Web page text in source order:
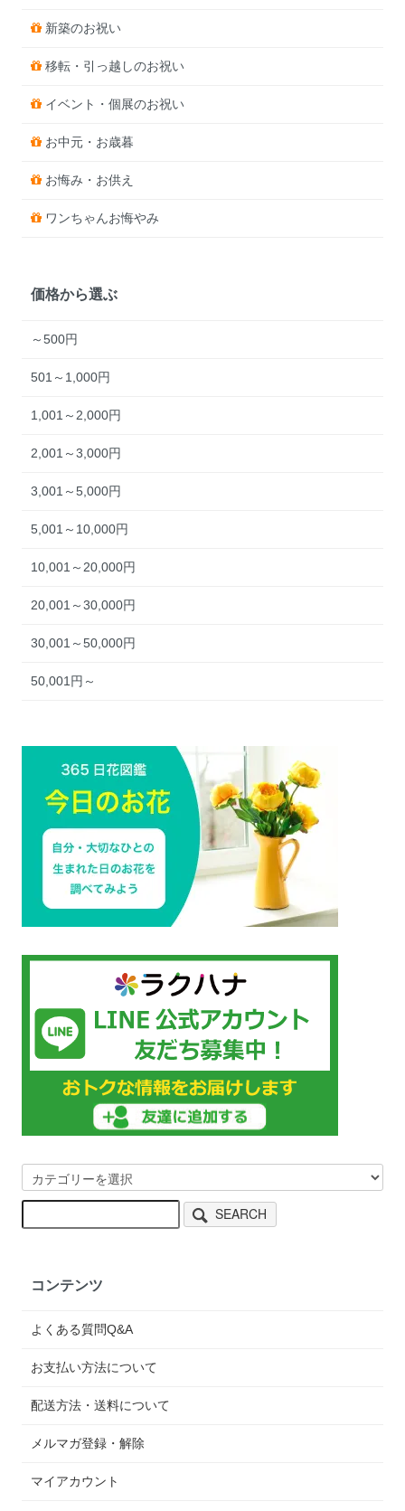
新築のお祝い
移転・引っ越しのお祝い
イベント・個展のお祝い
お中元・お歳暮
お悔み・お供え
ワンちゃんお悔やみ
価格から選ぶ
～500円
501～1,000円
1,001～2,000円
2,001～3,000円
3,001～5,000円
5,001～10,000円
10,001～20,000円
20,001～30,000円
30,001～50,000円
50,001円～
SEARCH
コンテンツ
よくある質問Q&A
お支払い方法について
配送方法・送料について
メルマガ登録・解除
マイアカウント